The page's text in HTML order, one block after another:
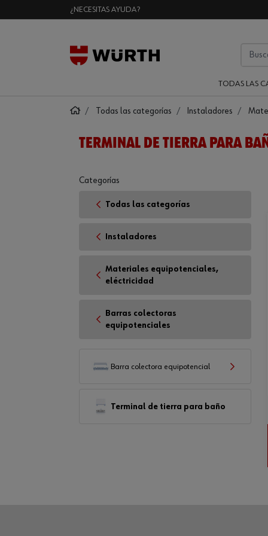
¿NECESITAS AYUDA?
TODAS LAS
Todas las categorías Instaladores
TERMINAL DE TIERRA PARA
Categorías
Todas las categorías
Instaladores
Materiales equipotenciales,
eléctricidad
Barras colectoras
equipotenciales
Barra colectora equipotencial
Terminal de tierra para baño